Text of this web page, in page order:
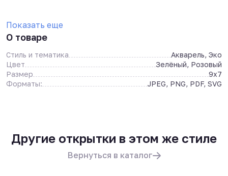
Показать еще
О товаре
Стиль и тематика
Акварель, Эко
Цвет
Зелёный, Розовый
Размер
9x7
Форматы:
JPEG, PNG, PDF, SVG
Другие открытки в этом же стиле
Вернуться в каталог